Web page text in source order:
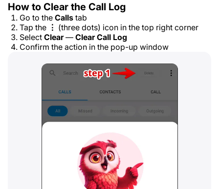
How to Clear the Call Log
Go to the Calls tab
Tap the ⋮ (three dots) icon in the top right corner
Select Clear— Clear Call Log
Confirm the action in the pop-up window